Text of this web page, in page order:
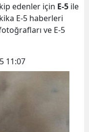
edenler için E-5 ile
E-5 haberleri
ve E-5
11:07